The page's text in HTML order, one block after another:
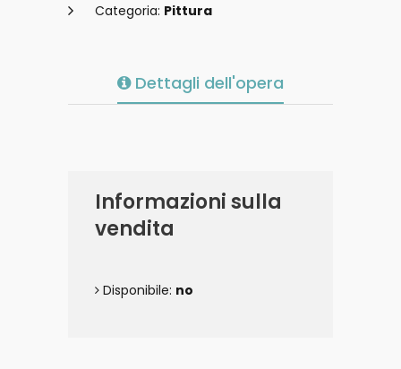
Categoria: Pittura
Dettagli dell'opera
Informazioni sulla
vendita
Disponibile: no